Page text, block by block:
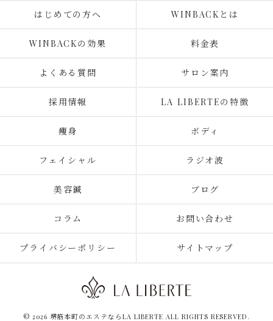
はじめての方へ WINBACKとは
WINBACKの効果 料金表
よくある質問 サロン案内
採用情報 LA LIBERTEの特徴
痩身 ボディ
フェイシャル ラジオ波
美容鍼 ブログ
コラム お問い合わせ
プライバシーポリシー サイトマップ
© 2026 堺筋本町のエステならLA LIBERTE ALL RIGHTS RESERVED.